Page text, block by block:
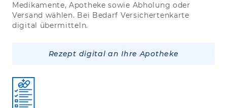
Medikamente, Apotheke sowie Abholung oder
Versand wählen. Bei Bedarf Versichertenkarte
digital übermitteln.
Rezept digital an Ihre Apotheke